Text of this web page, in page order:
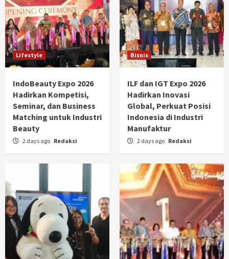
Lifestyle
IndoBeauty Expo 2026
Hadirkan Kompetisi,
Seminar, dan Business
Matching untuk Industri
Beauty
2 days ago Redaksi
Bisnis
ILF dan IGT Expo 2026
Hadirkan Inovasi
Global, Perkuat Posisi
Indonesia di Industri
Manufaktur
2 days ago Redaksi